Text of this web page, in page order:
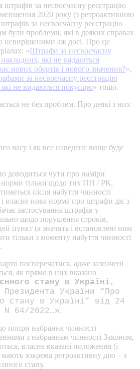
за несвоєчасну реєстрацію
2020 року (з ретроактивною
за несвоєчасну реєстрацію
були проблеми, які в деяких справах
невирішеними аж досі. Про це
«Штрафи за несвоєчасну
які не видаються
нових обертів і нового значення?»,
за несвоєчасну реєстрацію
не видаються покупцю» тощо.
не без проблем. Про деякі з них
часу і як все наведене вище буде
доводиться чути про наміри
норми тільки щодо тих ПН / РК,
після набуття чинності
власне нова норма про штрафи діє з
застосування штрафів у
щодо порушення строків,
пункт (а значить і встановлені ним
тільки з моменту набуття чинності
посперечатися, адже зазначені
як прямо в них вказано
стану в Україні,
Президента України “Про
стану в Україні” від 24
N 64/2022…».
попри набрання чинності
з набранням чинності Законом,
власне вказані положення (і
зокрема ретроактивну дію – з
стану.